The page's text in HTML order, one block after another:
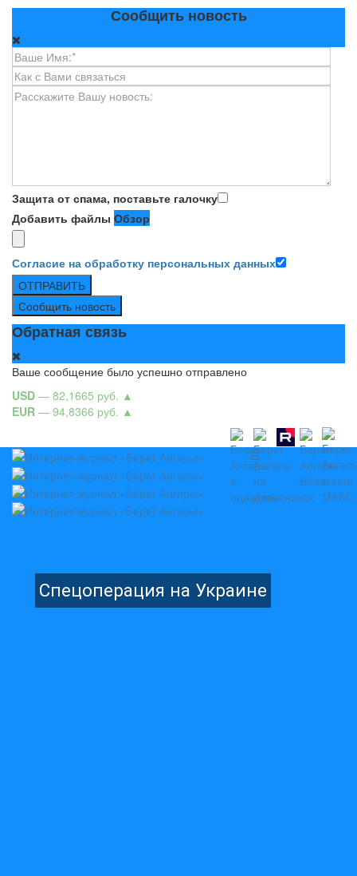
Сообщить новость
Защита от спама, поставьте галочку
Добавить файлы Обзор
Согласие на обработку персональных данных
ОТПРАВИТЬ
Сообщить новость
Обратная связь
Ваше сообщение было успешно отправлено
USD — 82,1665 руб. ▲
EUR — 94,8366 руб. ▲
Спецоперация на Украине